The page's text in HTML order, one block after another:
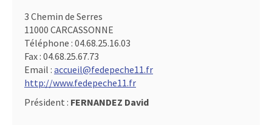
3 Chemin de Serres
11000 CARCASSONNE
Téléphone : 04.68.25.16.03
Fax : 04.68.25.67.73
Email : accueil@fedepeche11.fr
http://www.fedepeche11.fr
Président : FERNANDEZ David